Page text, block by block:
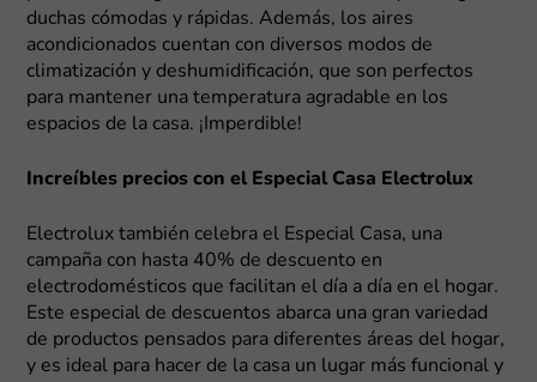
duchas cómodas y rápidas. Además, los aires
acondicionados cuentan con diversos modos de
climatización y deshumidificación, que son perfectos
para mantener una temperatura agradable en los
espacios de la casa. ¡Imperdible!
Increíbles precios con el Especial Casa Electrolux
Electrolux también celebra el Especial Casa, una
campaña con hasta 40% de descuento en
electrodomésticos que facilitan el día a día en el hogar.
Este especial de descuentos abarca una gran variedad
de productos pensados para diferentes áreas del hogar,
y es ideal para hacer de la casa un lugar más funcional y